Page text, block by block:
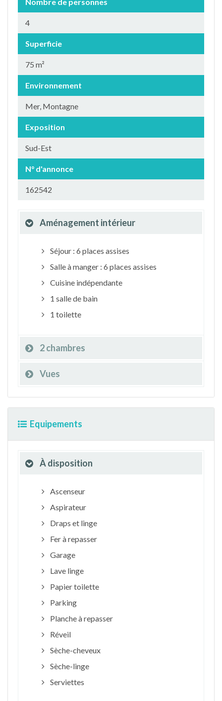
4
Superficie
75 m²
Environnement
Mer, Montagne
Exposition
Sud-Est
N° d'annonce
162542
Aménagement intérieur
Séjour : 6 places assises
Salle à manger : 6 places assises
Cuisine indépendante
1 salle de bain
1 toilette
2 chambres
Vues
Equipements
À disposition
Ascenseur
Aspirateur
Draps et linge
Fer à repasser
Garage
Lave linge
Papier toilette
Parking
Planche à repasser
Réveil
Sèche-cheveux
Sèche-linge
Serviettes